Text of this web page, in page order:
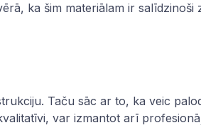
ka šim materiālam ir salīdzinoši
Taču sāc ar to, ka veic
var izmantot arī